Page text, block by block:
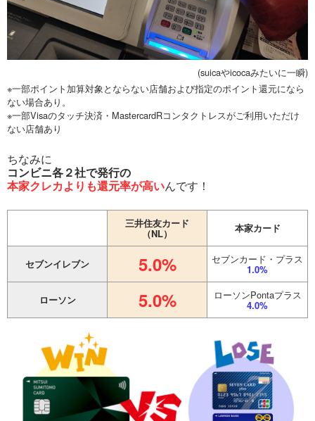
(suicaやicocaみたいに一瞬)
※一部ポイント加算対象とならない店舗および指定のポイント還元になら
ない場合あり。
※一部Visaのタッチ決済・MastercardRコンタクトレスがご利用いただけ
ない店舗あり
ちなみに
コンビニ各２社で発行の
本家クレカよりも還元率が高いんです！
三井住友カード
（NL） 本家カード
セブンイレブン 5.0% セブンカード・プラス
1.0%
ローソン 5.0% ローソンPontaプラス
4.0%